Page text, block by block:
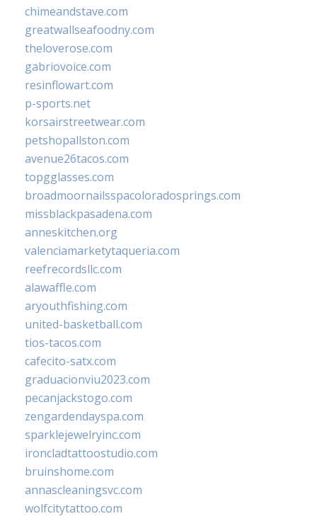
chimeandstave.com
greatwallseafoodny.com
theloverose.com
gabriovoice.com
resinflowart.com
p-sports.net
korsairstreetwear.com
petshopallston.com
avenue26tacos.com
topgglasses.com
broadmoornailsspacoloradosprings.com
missblackpasadena.com
anneskitchen.org
valenciamarketytaqueria.com
reefrecordsllc.com
alawaffle.com
aryouthfishing.com
united-basketball.com
tios-tacos.com
cafecito-satx.com
graduacionviu2023.com
pecanjackstogo.com
zengardendayspa.com
sparklejewelryinc.com
ironcladtattoostudio.com
bruinshome.com
annascleaningsvc.com
wolfcitytattoo.com